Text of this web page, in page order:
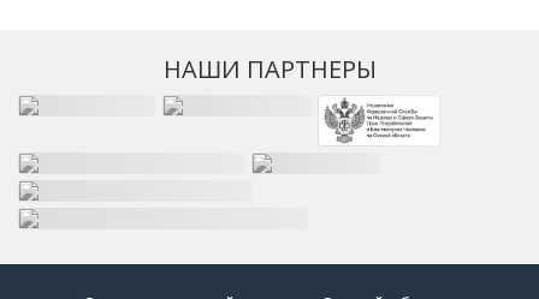
НАШИ ПАРТНЕРЫ